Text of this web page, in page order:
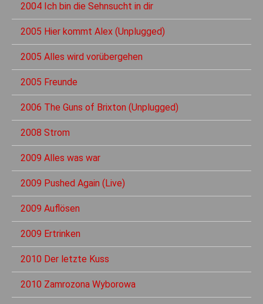
2004 Ich bin die Sehnsucht in dir
2005 Hier kommt Alex (Unplugged)
2005 Alles wird vorübergehen
2005 Freunde
2006 The Guns of Brixton (Unplugged)
2008 Strom
2009 Alles was war
2009 Pushed Again (Live)
2009 Auflösen
2009 Ertrinken
2010 Der letzte Kuss
2010 Zamrozona Wyborowa